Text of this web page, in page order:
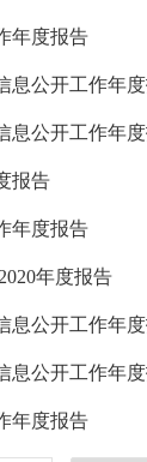
年度报告
息公开工作年
息公开工作年
报告
年度报告
年度报告
息公开工作年
息公开工作年
年度报告